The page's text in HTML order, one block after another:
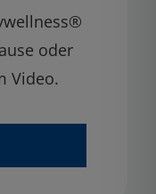
oder
Video.